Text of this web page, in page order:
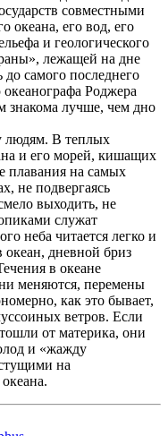
совместными
океана, его вод, его
и геологического
лежащей на дне
самого последнего
Роджера
знакома лучше, чем дно
людям. В теплых
и его морей, кишащих
плавания на самых
не подвергаясь
выходить, не
служат
неба читается легко и
океан, дневной бриз
в океане
меняются, перемены
как это бывает,
ветров. Если
от материка, они
и «жажду
на